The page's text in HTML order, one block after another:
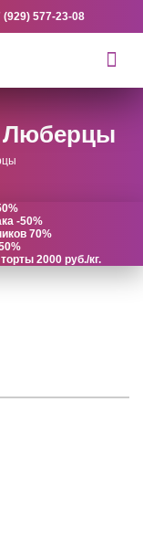
(929) 577-23-08
Люберцы
-50%
70%
2000 руб./кг.